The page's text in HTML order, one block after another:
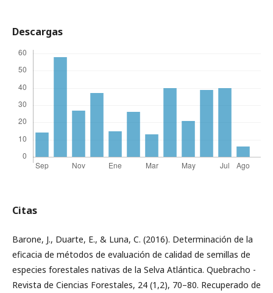
Descargas
Citas
Barone, J., Duarte, E., & Luna, C. (2016). Determinación de la
eficacia de métodos de evaluación de calidad de semillas de
especies forestales nativas de la Selva Atlántica. Quebracho -
Revista de Ciencias Forestales, 24 (1,2), 70–80. Recuperado de